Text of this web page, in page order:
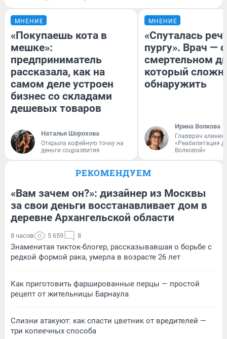
МНЕНИЕ
«Покупаешь кота в
мешке»:
предприниматель
рассказала, как на
самом деле устроен
бизнес со складами
дешевых товаров
Наталья Шорохова
Открыла кофейную точку на
деньги соцразвития
МНЕНИЕ
«Спуталась
пургу». Врач — о
смертельном
который
обнаружить
Ирина Волкова
Главврач
«Реабилитация
Волковой»
РЕКОМЕНДУЕМ
«Вам зачем он?»: дизайнер из Москвы
за свои деньги восстанавливает дом в
деревне Архангельской области
8 часов 5 659 8
Знаменитая тикток-блогер, рассказывавшая о борьбе с
редкой формой рака, умерла в возрасте 26 лет
Как приготовить фаршированные перцы — простой
рецепт от жительницы Барнаула
Слизни атакуют: как спасти цветник от вредителей —
три копеечных способа